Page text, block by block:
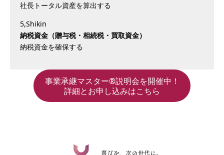
社長トータル資産を算出する
5,Shikin
納税資金（贈与税・相続税・買取資金）
納税資金を確保する
事業承継マスター®説明会を開催中！
詳細とお申し込みはこちら